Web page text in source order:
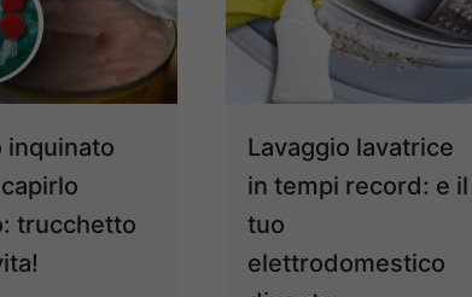
inquinato
trucchetto
Lavaggio lavatrice
in tempi record: e il
tuo
elettrodomestico